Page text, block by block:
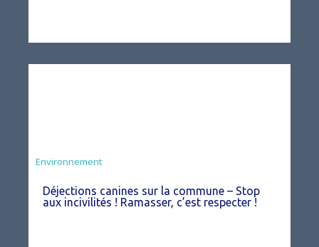
Environnement
Déjections canines sur la commune – Stop
aux incivilités ! Ramasser, c’est respecter !